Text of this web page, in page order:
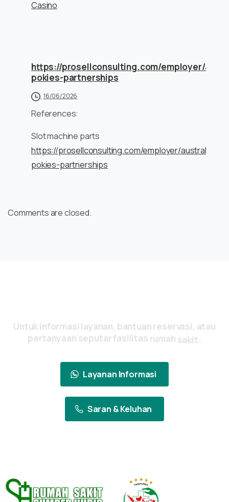
Casino
https://prosellconsulting.com/employer/
pokies-partnerships
16/06/2026
References:
Slot machine parts
https://prosellconsulting.com/employer/australian-
pokies-partnerships
Comments are closed.
Untukinformasi layanan, bantuanreservasi, atau
pertanyaan seputarfasilitas rumah sakit.
Layanan Informasi
Saran & Keluhan